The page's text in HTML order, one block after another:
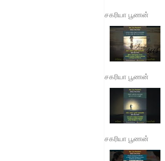
சகரியா பூணன்
சகரியா பூணன்
சகரியா பூணன்